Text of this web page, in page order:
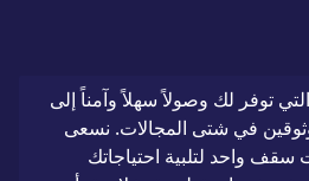
توفر لك وصولاً سهلاً وآمناً إلى
في شتى المجالات. نسعى
واحد لتلبية احتياجاتك